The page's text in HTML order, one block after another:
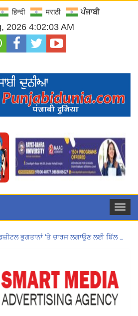
हिन्दी मराठी ਪੰਜਾਬੀ
2026 4:02:04 AM
Toggle
ਲੋਕ ਸਭਾ ‘ਚ UPI ਅਤੇ ਹੋਰ ਡਿਜ਼ੀਟਲ ਭੁਗਤਾਨਾਂ ‘ਤੇ ਚਾਰਜ ਲਗਾਉਣ ਲਈ ਬਿੱਲ ਪਾਸ
Sahib, Amritsar – Punjabi Dunia
Sahib, Amritsar – Punjabi Dunia